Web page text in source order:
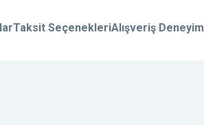
Taksit SeçenekleriAlışveriş